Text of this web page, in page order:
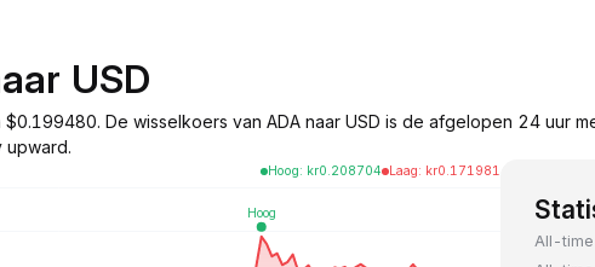
USD
De wisselkoers van ADA naar USD is de afgelopen 24 uur
upward.
Hoog: kr0.208704 Laag: kr0.171981
All-time